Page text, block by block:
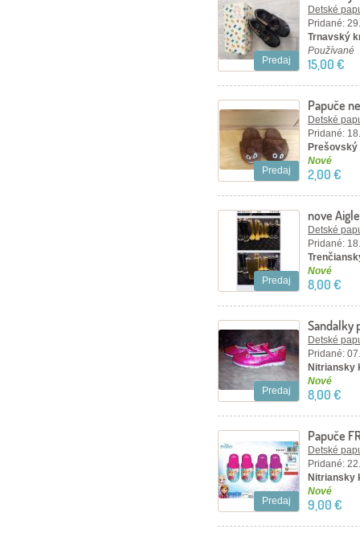
Predaj
Detské
Pridané:
Trnavský
Používané
15,00 €
Predaj
Papuče
Detské
Pridané:
Nové
2,00 €
Predaj
nove
Detské
Pridané:
Nové
8,00 €
Predaj
Sandalky
Detské
Pridané:
Nitriansky
Nové
8,00 €
Predaj
Papuče
Detské
Pridané:
Nitriansky
Nové
9,00 €